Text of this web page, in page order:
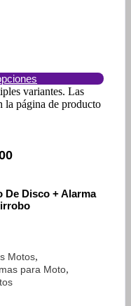
variantes. Las
la página de producto
De Disco + Alarma
Motos,
para Moto,